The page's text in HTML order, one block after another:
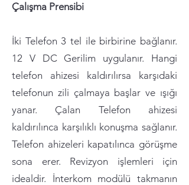
Çalışma Prensibi
İki Telefon 3 tel ile birbirine bağlanır.
12 V DC Gerilim uygulanır. Hangi
telefon ahizesi kaldırılırsa karşıdaki
telefonun zili çalmaya başlar ve ışığı
yanar. Çalan Telefon ahizesi
kaldırılınca karşılıklı konuşma sağlanır.
Telefon ahizeleri kapatılınca görüşme
sona erer. Revizyon işlemleri için
idealdir. İnterkom modülü takmanın